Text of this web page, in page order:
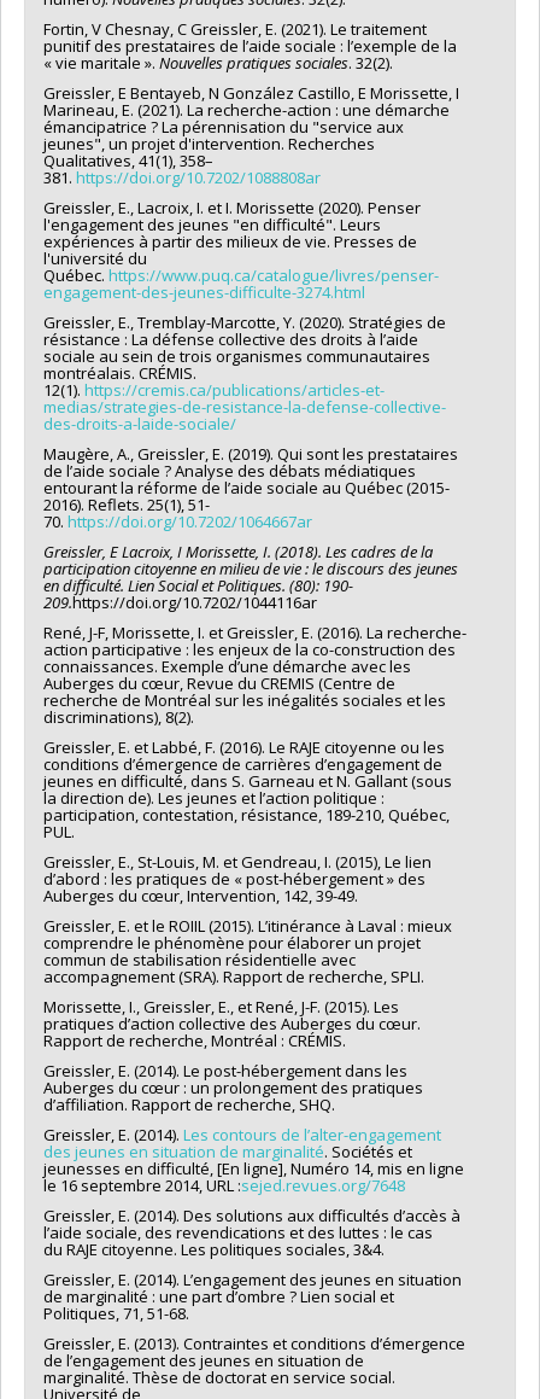
Fortin, V Chesnay, C Greissler, E. (2021). Le traitement
punitif des prestataires de l’aide sociale : l’exemple de la
« vie maritale ». Nouvelles pratiques sociales. 32(2).
Greissler, E Bentayeb, N González Castillo, E Morissette, I
Marineau, E. (2021). La recherche-action : une démarche
émancipatrice ? La pérennisation du "service aux
jeunes", un projet d'intervention. Recherches
Qualitatives, 41(1), 358–
381. https://doi.org/10.7202/1088808ar
Greissler, E., Lacroix, I. et I. Morissette (2020). Penser
l'engagement des jeunes "en difficulté". Leurs
expériences à partir des milieux de vie. Presses de
l'université du
Québec. https://www.puq.ca/catalogue/livres/penser-
engagement-des-jeunes-difficulte-3274.html
Greissler, E., Tremblay-Marcotte, Y. (2020). Stratégies de
résistance : La défense collective des droits à l’aide
sociale au sein de trois organismes communautaires
montréalais. CRÉMIS.
12(1). https://cremis.ca/publications/articles-et-
medias/strategies-de-resistance-la-defense-collective-
des-droits-a-laide-sociale/
Maugère, A., Greissler, E. (2019). Qui sont les prestataires
de l’aide sociale ? Analyse des débats médiatiques
entourant la réforme de l’aide sociale au Québec (2015-
2016). Reflets. 25(1), 51-
70. https://doi.org/10.7202/1064667ar
Greissler, E Lacroix, I Morissette, I. (2018). Les cadres de la
participation citoyenne en milieu de vie : le discours des jeunes
en difficulté. Lien Social et Politiques. (80): 190-
209.https://doi.org/10.7202/1044116ar
René, J-F, Morissette, I. et Greissler, E. (2016). La recherche-
action participative : les enjeux de la co-construction des
connaissances. Exemple d’une démarche avec les
Auberges du cœur, Revue du CREMIS (Centre de
recherche de Montréal sur les inégalités sociales et les
discriminations), 8(2).
Greissler, E. et Labbé, F. (2016). Le RAJE citoyenne ou les
conditions d’émergence de carrières d’engagement de
jeunes en difficulté, dans S. Garneau et N. Gallant (sous
la direction de). Les jeunes et l’action politique :
participation, contestation, résistance, 189-210, Québec,
PUL.
Greissler, E., St-Louis, M. et Gendreau, I. (2015), Le lien
d’abord : les pratiques de « post-hébergement » des
Auberges du cœur, Intervention, 142, 39-49.
Greissler, E. et le ROIIL (2015). L’itinérance à Laval : mieux
comprendre le phénomène pour élaborer un projet
commun de stabilisation résidentielle avec
accompagnement (SRA). Rapport de recherche, SPLI.
Morissette, I., Greissler, E., et René, J-F. (2015). Les
pratiques d’action collective des Auberges du cœur.
Rapport de recherche, Montréal : CRÉMIS.
Greissler, E. (2014). Le post-hébergement dans les
Auberges du cœur : un prolongement des pratiques
d’affiliation. Rapport de recherche, SHQ.
Greissler, E. (2014). Les contours de l’alter-engagement
des jeunes en situation de marginalité. Sociétés et
jeunesses en difficulté, [En ligne], Numéro 14, mis en ligne
le 16 septembre 2014, URL :sejed.revues.org/7648
Greissler, E. (2014). Des solutions aux difficultés d’accès à
l’aide sociale, des revendications et des luttes : le cas
du RAJE citoyenne. Les politiques sociales, 3&4.
Greissler, E. (2014). L’engagement des jeunes en situation
de marginalité : une part d’ombre ? Lien social et
Politiques, 71, 51-68.
Greissler, E. (2013). Contraintes et conditions d’émergence
de l’engagement des jeunes en situation de
marginalité. Thèse de doctorat en service social.
Université de